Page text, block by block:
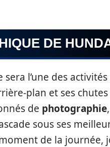
DE
l’une des
plan et ses chutes
de photographie
sous ses
de la journée,